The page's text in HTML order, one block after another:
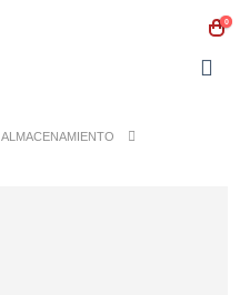
0
ALMACENAMIENTO